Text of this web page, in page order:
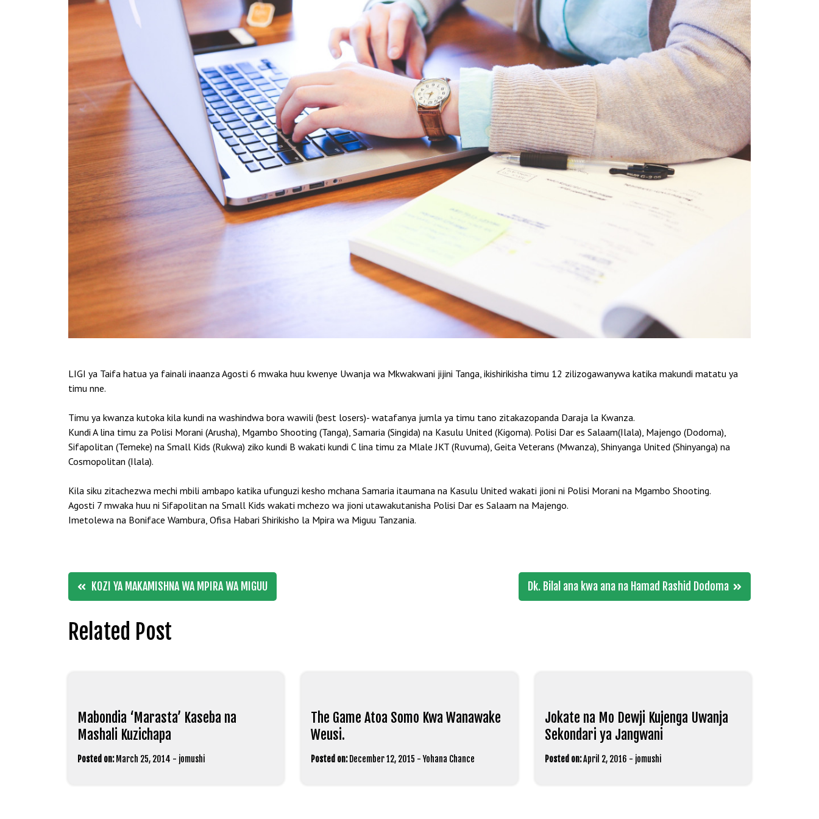
LIGI ya Taifa hatua ya fainali inaanza Agosti 6 mwaka huu kwenye Uwanja wa Mkwakwani jijini Tanga, ikishirikisha timu 12 zilizogawanywa katika makundi matatu ya
timu nne.
Timu ya kwanza kutoka kila kundi na washindwa bora wawili (best losers)- watafanya jumla ya timu tano zitakazopanda Daraja la Kwanza.
Kundi A lina timu za Polisi Morani (Arusha), Mgambo Shooting (Tanga), Samaria (Singida) na Kasulu United (Kigoma). Polisi Dar es Salaam(Ilala), Majengo (Dodoma),
Sifapolitan (Temeke) na Small Kids (Rukwa) ziko kundi B wakati kundi C lina timu za Mlale JKT (Ruvuma), Geita Veterans (Mwanza), Shinyanga United (Shinyanga) na
Cosmopolitan (Ilala).
Kila siku zitachezwa mechi mbili ambapo katika ufunguzi kesho mchana Samaria itaumana na Kasulu United wakati jioni ni Polisi Morani na Mgambo Shooting.
Agosti 7 mwaka huu ni Sifapolitan na Small Kids wakati mchezo wa jioni utawakutanisha Polisi Dar es Salaam na Majengo.
Imetolewa na Boniface Wambura, Ofisa Habari Shirikisho la Mpira wa Miguu Tanzania.
Post
navigation
KOZI YA MAKAMISHNA WA MPIRA WA MIGUU Dk. Bilal ana kwa ana na Hamad Rashid Dodoma
Related Post
Mabondia ‘Marasta’ Kaseba na
Mashali Kuzichapa
Posted on: March 25, 2014 - jomushi
The Game Atoa Somo Kwa Wanawake
Weusi.
Posted on: December 12, 2015 -Yohana Chance
Jokate na Mo Dewji Kujenga Uwanja
Sekondari ya Jangwani
Posted on:April 2, 2016 - jomushi